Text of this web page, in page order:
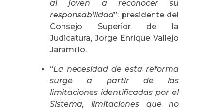
al joven a reconocer su
responsabilidad”: presidente del
Consejo Superior de la
Judicatura, Jorge Enrique Vallejo
Jaramillo.
“La necesidad de esta reforma
surge a partir de las
limitaciones identificadas por el
Sistema, limitaciones que no